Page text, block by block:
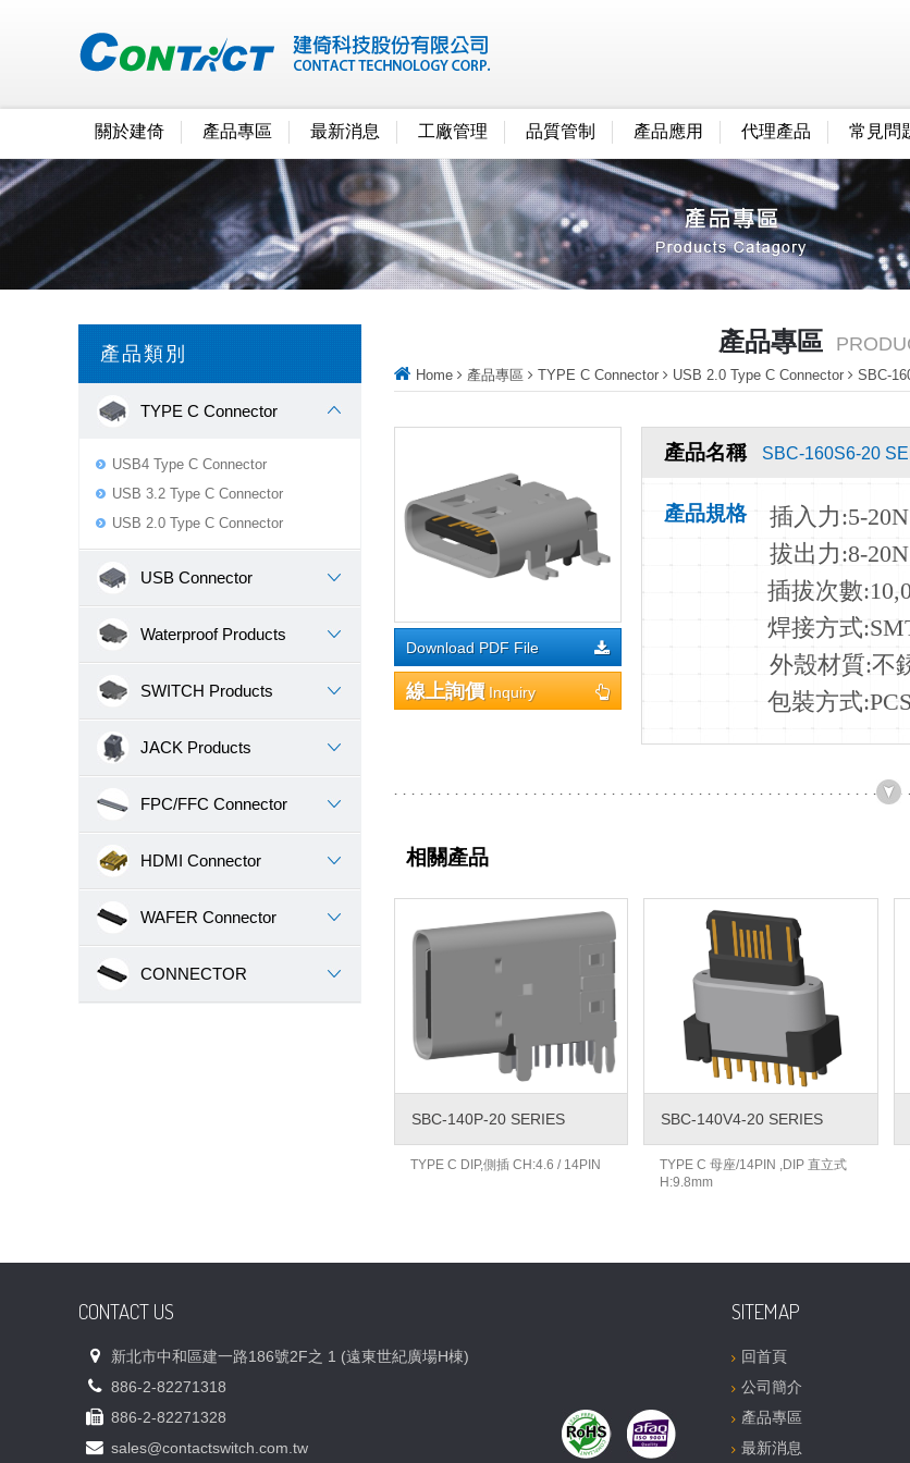
關於建倚 產品專區 最新消息 工廠管理 品質管制 產品應用 代理產品 常見問
產品類別
TYPE C Connector
USB4 Type C Connector
USB 3.2 Type C Connector
USB 2.0 Type C Connector
USB Connector
Waterproof Products
SWITCH Products
JACK Products
FPC/FFC Connector
HDMI Connector
WAFER Connector
CONNECTOR
產品專區
Home 產品專區 TYPE C Connector USB 2.0 Type C Connector SBC-
Download PDF File
線上詢價Inquiry
產品名稱 SBC-160S6-20
產品規格 插入力:5-20N
拔出力:8-20N
插拔次數:10
焊接方式
外殼材質:不
包裝方式
相關產品
SBC-140P-20 SERIES
TYPE C DIP,側插 CH:4.6 / 14PIN
SBC-140V4-20 SERIES
TYPE C 母座/14PIN ,DIP 直立式
H:9.8mm
CONTACT US
新北市中和區建一路186號2F之 1 (遠東世紀廣場H棟)
886-2-82271318
886-2-82271328
sales@contactswitch.com.tw
SITEMAP
回首頁
公司簡介
產品專區
最新消息